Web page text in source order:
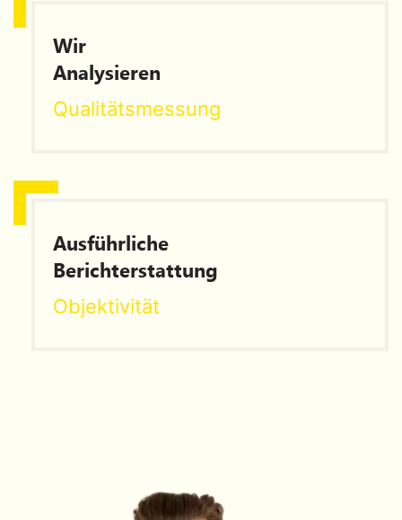
Wir
Analysieren
Qualitätsmessung
Ausführliche
Berichterstattung
Objektivität